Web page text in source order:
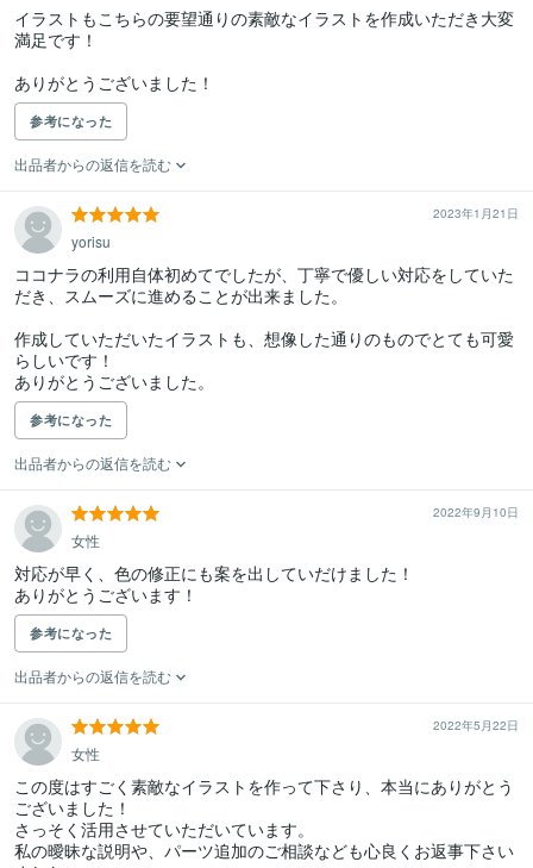
イラストもこちらの要望通りの素敵なイラストを作成いただき大変
満足です！
ありがとうございました！
参考になった
出品者からの返信を読む
2023年1月21日
yorisu
ココナラの利用自体初めてでしたが、丁寧で優しい対応をしていた
だき、スムーズに進めることが出来ました。
作成していただいたイラストも、想像した通りのものでとても可愛
らしいです！
ありがとうございました。
参考になった
出品者からの返信を読む
2022年9月10日
女性
対応が早く、色の修正にも案を出していだけました！
ありがとうございます！
参考になった
出品者からの返信を読む
2022年5月22日
女性
この度はすごく素敵なイラストを作って下さり、本当にありがとう
ございました！
さっそく活用させていただいています。
私の曖昧な説明や、パーツ追加のご相談なども心良くお返事下さい